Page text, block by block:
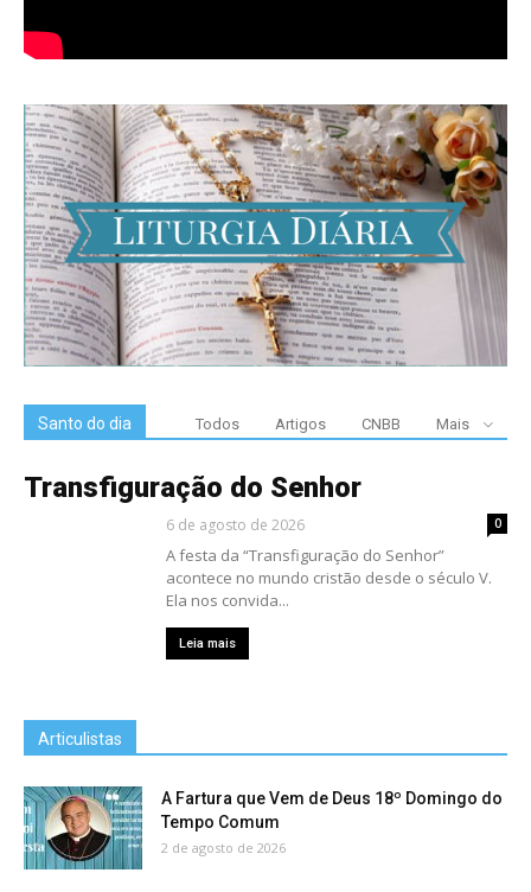
Santo do dia Todos Artigos CNBB Mais
Transfiguração do Senhor
6 de agosto de 2026 0
A festa da “Transfiguração do Senhor”
acontece no mundo cristão desde o século V.
Ela nos convida...
Leia mais
Articulistas
A Fartura que Vem de Deus 18º Domingo do
Tempo Comum
2 de agosto de 2026